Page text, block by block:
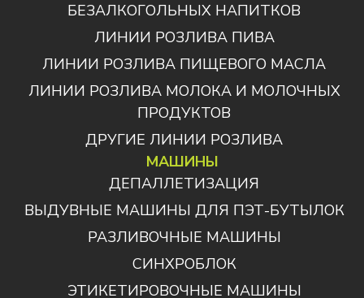
БЕЗАЛКОГОЛЬНЫХ НАПИТКОВ
ЛИНИИ РОЗЛИВА ПИВА
ЛИНИИ РОЗЛИВА ПИЩЕВОГО МАСЛА
ЛИНИИ РОЗЛИВА МОЛОКА И МОЛОЧНЫХ
ПРОДУКТОВ
ДРУГИЕ ЛИНИИ РОЗЛИВА
МАШИНЫ
ДЕПАЛЛЕТИЗАЦИЯ
ВЫДУВНЫЕ МАШИНЫ ДЛЯ ПЭТ-БУТЫЛОК
РАЗЛИВОЧНЫЕ МАШИНЫ
СИНХРОБЛОК
ЭТИКЕТИРОВОЧНЫЕ МАШИНЫ